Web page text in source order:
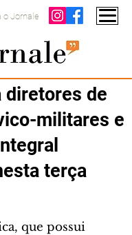
o Jornale
diretores de
militares e
terça
que possui